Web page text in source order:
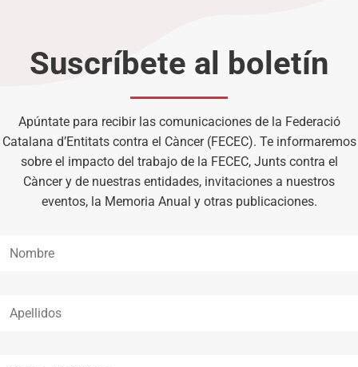
Suscríbete al boletín
Apúntate para recibir las comunicaciones de la Federació
Catalana d’Entitats contra el Càncer (FECEC). Te informaremos
sobre el impacto del trabajo de la FECEC, Junts contra el
Càncer y de nuestras entidades, invitaciones a nuestros
eventos, la Memoria Anual y otras publicaciones.